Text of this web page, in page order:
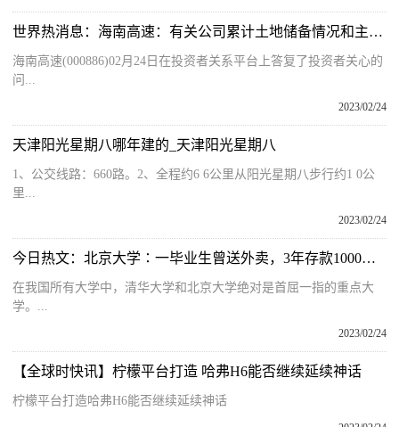
世界热消息：海南高速：有关公司累计土地储备情况和主要项目开发情况，请详见公司定期报告
海南高速(000886)02月24日在投资者关系平台上答复了投资者关心的
问...
2023/02/24
天津阳光星期八哪年建的_天津阳光星期八
1、公交线路：660路。2、全程约6 6公里从阳光星期八步行约1 0公
里...
2023/02/24
今日热文：北京大学∶一毕业生曾送外卖，3年存款1000元，对未来却充满希望
在我国所有大学中，清华大学和北京大学绝对是首屈一指的重点大
学。...
2023/02/24
【全球时快讯】柠檬平台打造 哈弗H6能否继续延续神话
柠檬平台打造哈弗H6能否继续延续神话